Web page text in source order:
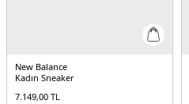
New Balance
Kadın Sneaker
7.149,00 TL